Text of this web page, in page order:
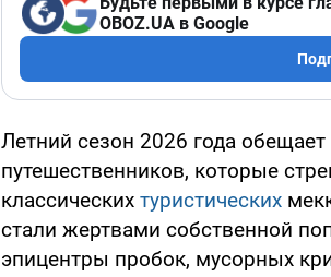
OBOZ.UA в Google
Летний сезон 2026 года
путешественников, которые
классических туристических
стали жертвами собственной
эпицентры пробок, мусорных